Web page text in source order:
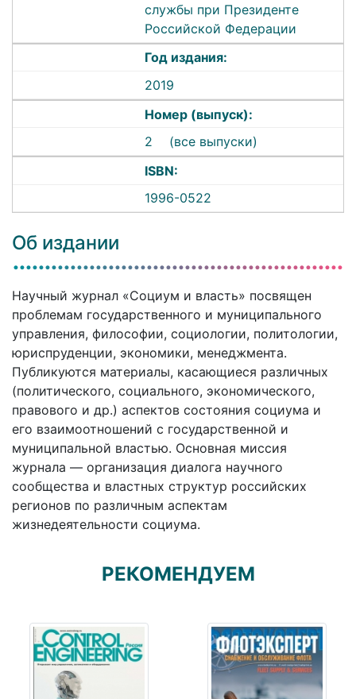
службы при Президенте
Российской Федерации
Год издания:
2019
Номер (выпуск):
2
(все выпуски)
ISBN:
1996-0522
Об издании
Научный журнал «Социум и власть» посвящен
проблемам государственного и муниципального
управления, философии, социологии, политологии,
юриспруденции, экономики, менеджмента.
Публикуются материалы, касающиеся различных
(политического, социального, экономического,
правового и др.) аспектов состояния социума и
его взаимоотношений с государственной и
муниципальной властью. Основная миссия
журнала — организация диалога научного
сообщества и властных структур российских
регионов по различным аспектам
жизнедеятельности социума.
РЕКОМЕНДУЕМ